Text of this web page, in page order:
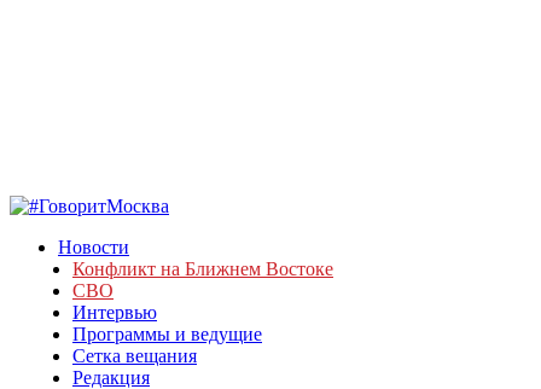
Новости
Конфликт на Ближнем Востоке
СВО
Интервью
Программы и ведущие
Сетка вещания
Редакция